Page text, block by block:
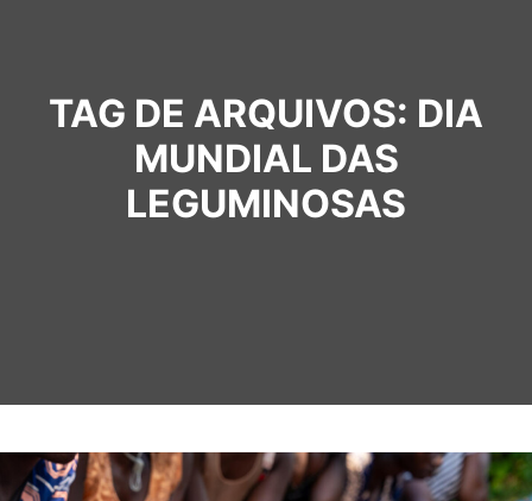
TAG DE ARQUIVOS: DIA
MUNDIAL DAS
LEGUMINOSAS